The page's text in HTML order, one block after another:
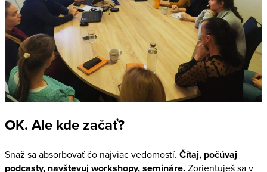
OK. Ale kde začať?
Snaž sa absorbovať čo najviac vedomostí. Čítaj, počúvaj
podcasty, navštevuj workshopy, semináre.Zorientuješ sa v